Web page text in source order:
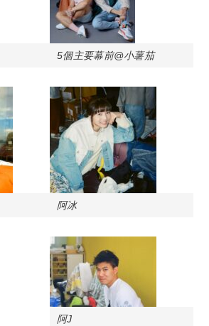
5個主要幕前@小薯茄
阿冰
阿J